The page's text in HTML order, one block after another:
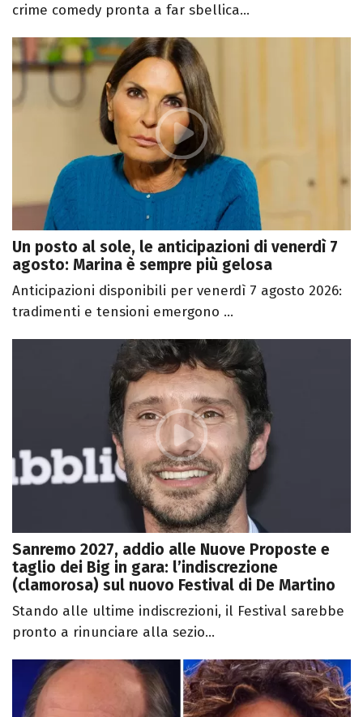
crime comedy pronta a far sbellica...
Un posto al sole, le anticipazioni di venerdì 7
agosto: Marina è sempre più gelosa
Anticipazioni disponibili per venerdì 7 agosto 2026:
tradimenti e tensioni emergono ...
Sanremo 2027, addio alle Nuove Proposte e
taglio dei Big in gara: l’indiscrezione
(clamorosa) sul nuovo Festival di De Martino
Stando alle ultime indiscrezioni, il Festival sarebbe
pronto a rinunciare alla sezio...